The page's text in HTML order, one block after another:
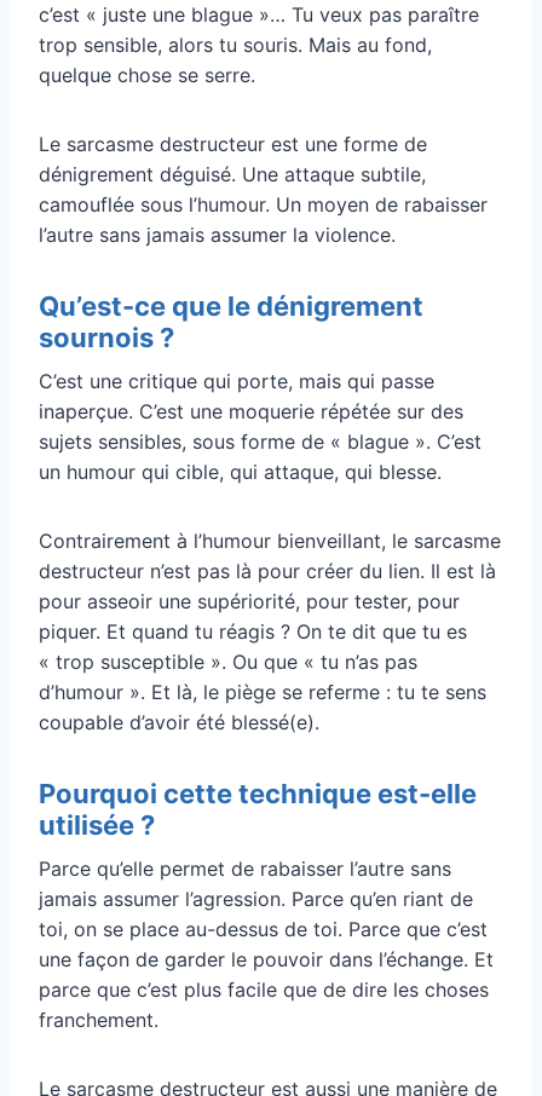
c’est « juste une blague »… Tu veux pas paraître
trop sensible, alors tu souris. Mais au fond,
quelque chose se serre.
Le sarcasme destructeur est une forme de
dénigrement déguisé. Une attaque subtile,
camouflée sous l’humour. Un moyen de rabaisser
l’autre sans jamais assumer la violence.
Qu’est-ce que le dénigrement
sournois ?
C’est une critique qui porte, mais qui passe
inaperçue. C’est une moquerie répétée sur des
sujets sensibles, sous forme de « blague ». C’est
un humour qui cible, qui attaque, qui blesse.
Contrairement à l’humour bienveillant, le sarcasme
destructeur n’est pas là pour créer du lien. Il est là
pour asseoir une supériorité, pour tester, pour
piquer. Et quand tu réagis ? On te dit que tu es
« trop susceptible ». Ou que « tu n’as pas
d’humour ». Et là, le piège se referme : tu te sens
coupable d’avoir été blessé(e).
Pourquoi cette technique est-elle
utilisée ?
Parce qu’elle permet de rabaisser l’autre sans
jamais assumer l’agression. Parce qu’en riant de
toi, on se place au-dessus de toi. Parce que c’est
une façon de garder le pouvoir dans l’échange. Et
parce que c’est plus facile que de dire les choses
franchement.
Le sarcasme destructeur est aussi une manière de